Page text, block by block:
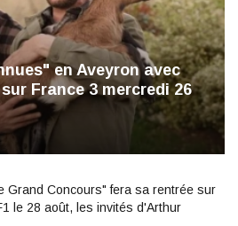
en Aveyron avec
France 3 mercredi 26
Grand Concours" fera sa rentrée sur
le 28 août, les invités d'Arthur